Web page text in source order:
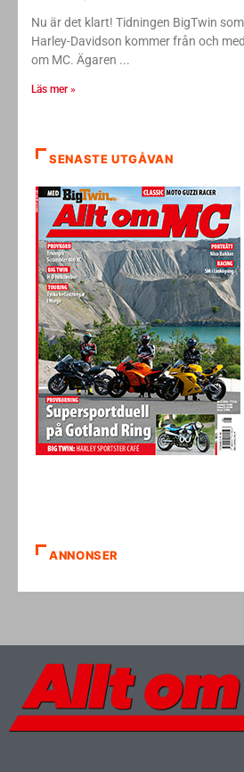
Nu är det klart! Tidningen BigTwin
Harley-Davidson kommer från och
om MC. Ägaren
Läs mer »
SENASTE UTGÅVAN
ANNONSER